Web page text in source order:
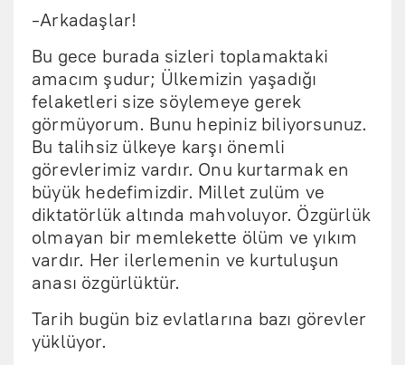
-Arkadaşlar!
Bu gece burada sizleri toplamaktaki
amacım şudur; Ülkemizin yaşadığı
felaketleri size söylemeye gerek
görmüyorum. Bunu hepiniz biliyorsunuz.
Bu talihsiz ülkeye karşı önemli
görevlerimiz vardır. Onu kurtarmak en
büyük hedefimizdir. Millet zulüm ve
diktatörlük altında mahvoluyor. Özgürlük
olmayan bir memlekette ölüm ve yıkım
vardır. Her ilerlemenin ve kurtuluşun
anası özgürlüktür.
Tarih bugün biz evlatlarına bazı görevler
yüklüyor.